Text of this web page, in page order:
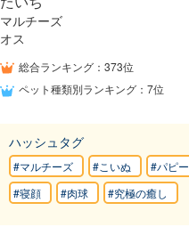
マルチーズ
オス
総合ランキング：373位
ペット種類別ランキング：7位
ハッシュタグ
#マルチーズ #こいぬ #パピー
#寝顔
#肉球 #究極の癒し